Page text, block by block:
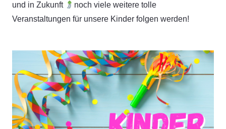
und in Zukunft
noch viele weitere tolle
Veranstaltungen für unsere Kinder folgen werden!